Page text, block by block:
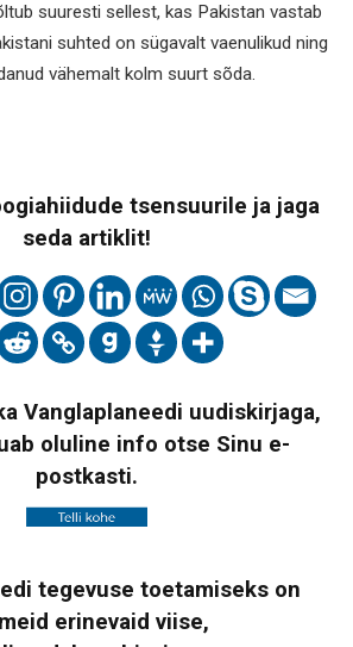
suuresti sellest, kas Pakistan vastab
suhted on sügavalt vaenulikud ning
vähemalt kolm suurt sõda.
tsensuurile ja jaga
seda artiklit!
Vanglaplaneedi uudiskirjaga,
oluline info otse Sinu e-
postkasti.
tegevuse toetamiseks on
erinevaid viise,